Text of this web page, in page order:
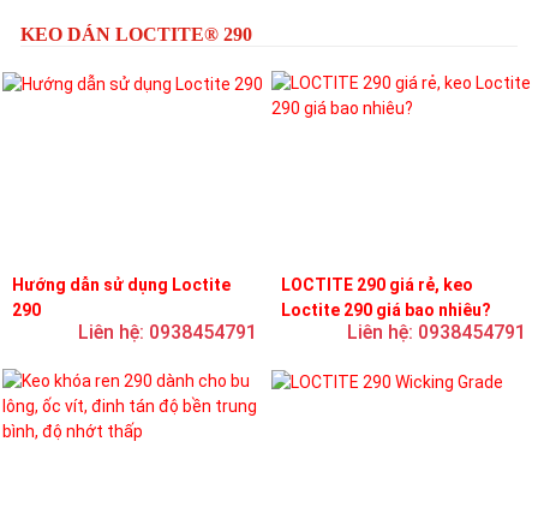
KEO DÁN LOCTITE® 290
Hướng dẫn sử dụng Loctite
290
Liên hệ: 0938454791
LOCTITE 290 giá rẻ, keo
Loctite 290 giá bao nhiêu?
Liên hệ: 0938454791